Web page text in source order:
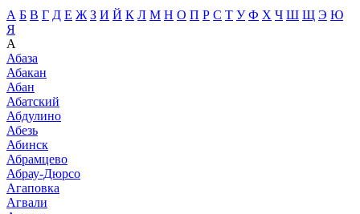
А Б В Г Д Е Ж З И Й К Л М Н О П Р С Т У Ф Х Ч Ш Щ Э Ю
Я
А
Абаза
Абакан
Абан
Абатский
Абдулино
Абезь
Абинск
Абрамцево
Абрау-Дюрсо
Агаповка
Агвали